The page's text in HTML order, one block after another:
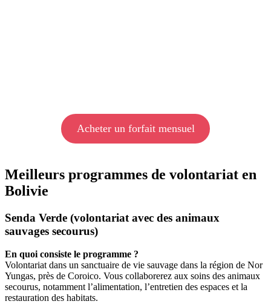
Acheter un forfait mensuel
Meilleurs programmes de volontariat en
Bolivie
Senda Verde (volontariat avec des animaux
sauvages secourus)
En quoi consiste le programme ?
Volontariat dans un sanctuaire de vie sauvage dans la région de Nor
Yungas, près de Coroico. Vous collaborerez aux soins des animaux
secourus, notamment l’alimentation, l’entretien des espaces et la
restauration des habitats.